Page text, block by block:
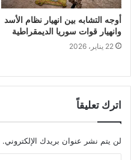
أوجه التشابه بين انهيار نظام الأسد
وانهيار قوات سوريا الديمقراطية
22 يناير، 2026
اترك تعليقاً
لن يتم نشر عنوان بريدك الإلكتروني.